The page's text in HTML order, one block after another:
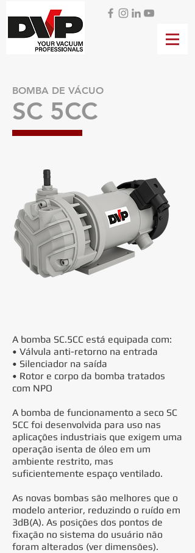
BOMBA DE VÁCUO
SC 5CC
A bomba SC.5CC está equipada com:
• Válvula anti-retorno na entrada
• Silenciador na saída
• Rotor e corpo da bomba tratados
com NPO
A bomba de funcionamento a seco SC
5CC foi desenvolvida para uso nas
aplicações industriais que exigem uma
operação isenta de óleo em um
ambiente restrito, mas
suficientemente espaço ventilado.
As novas bombas são melhores que o
modelo anterior, reduzindo o ruído em
3dB(A). As posições dos pontos de
fixação no sistema do usuário não
foram alterados (ver dimensões).